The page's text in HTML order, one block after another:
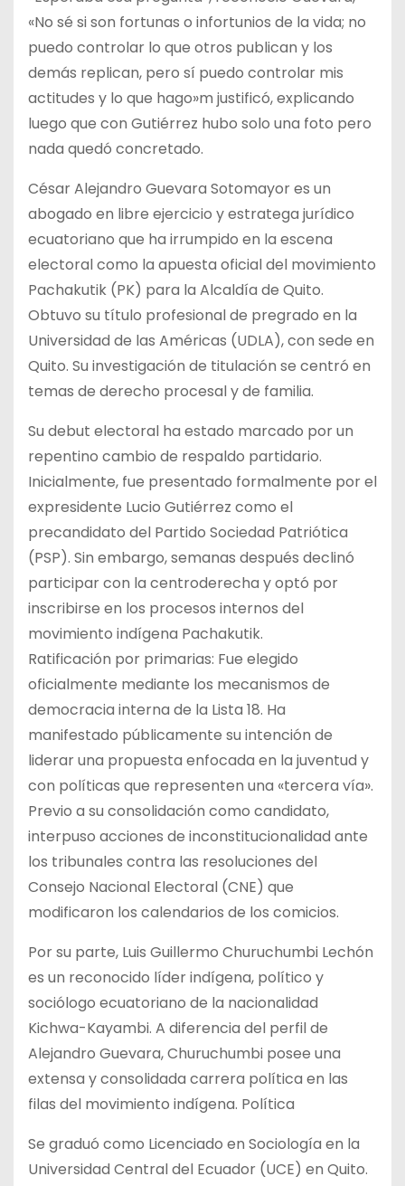
«No sé si son fortunas o infortunios de la vida; no
puedo controlar lo que otros publican y los
demás replican, pero sí puedo controlar mis
actitudes y lo que hago»m justificó, explicando
luego que con Gutiérrez hubo solo una foto pero
nada quedó concretado.
César Alejandro Guevara Sotomayor es un
abogado en libre ejercicio y estratega jurídico
ecuatoriano que ha irrumpido en la escena
electoral como la apuesta oficial del movimiento
Pachakutik (PK) para la Alcaldía de Quito.
Obtuvo su título profesional de pregrado en la
Universidad de las Américas (UDLA), con sede en
Quito. Su investigación de titulación se centró en
temas de derecho procesal y de familia.
Su debut electoral ha estado marcado por un
repentino cambio de respaldo partidario.
Inicialmente, fue presentado formalmente por el
expresidente Lucio Gutiérrez como el
precandidato del Partido Sociedad Patriótica
(PSP). Sin embargo, semanas después declinó
participar con la centroderecha y optó por
inscribirse en los procesos internos del
movimiento indígena Pachakutik.
Ratificación por primarias: Fue elegido
oficialmente mediante los mecanismos de
democracia interna de la Lista 18. Ha
manifestado públicamente su intención de
liderar una propuesta enfocada en la juventud y
con políticas que representen una «tercera vía».
Previo a su consolidación como candidato,
interpuso acciones de inconstitucionalidad ante
los tribunales contra las resoluciones del
Consejo Nacional Electoral (CNE) que
modificaron los calendarios de los comicios.
Por su parte, Luis Guillermo Churuchumbi Lechón
es un reconocido líder indígena, político y
sociólogo ecuatoriano de la nacionalidad
Kichwa-Kayambi. A diferencia del perfil de
Alejandro Guevara, Churuchumbi posee una
extensa y consolidada carrera política en las
filas del movimiento indígena. Política
Se graduó como Licenciado en Sociología en la
Universidad Central del Ecuador (UCE) en Quito.